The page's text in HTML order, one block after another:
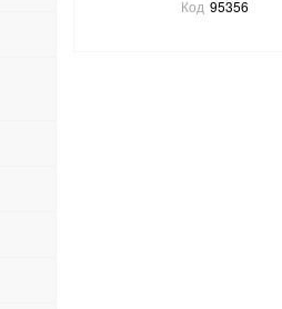
Код 95356